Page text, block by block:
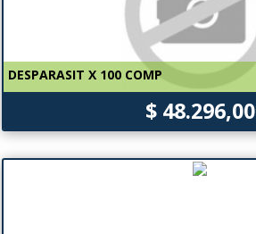
DESPARASIT X 100 COMP
$ 48.296,00